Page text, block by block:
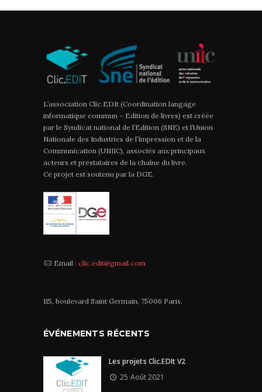
L’association Clic.EDIt (Coordination langage
informatique commun – Edition de livres) est créée
par le Syndicat national de l’Edition (SNE) et l’Union
Nationale des Industries de l’Impression et de la
Communication (UNIIC), associés aux principaux
acteurs et prestataires de la chaîne du livre.
Ce projet est soutenu par la DGE.
Email : clic.edit@gmail.com
115, boulevard Saint Germain, 75006 Paris.
ÉVÉNEMENTS RÉCENTS
Les projets Clic.EDIt V2
25 Août 2021